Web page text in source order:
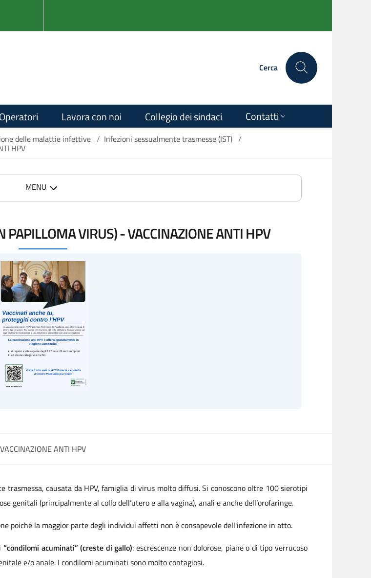
Cerca
Operatori Lavora con noi Collegio dei sindaci Contatti
delle malattie infettive / Infezioni sessualmente trasmesse (IST) /
HPV
MENU
VIRUS) - VACCINAZIONE ANTI HPV
VACCINAZIONE ANTI HPV
causata da HPV, famiglia di virus molto diffusi. Si conoscono oltre 100 sierotipi
genitali (principalmente al collo dell’utero e alla vagina), anali e anche dell’orofaringe.
poiché la maggior parte degli individui affetti non è consapevole dell'infezione in atto.
i“condilomi acuminati” (creste di gallo): escrescenze non dolorose, piane o di tipo verrucoso
e/o anale. I condilomi acuminati sono molto contagiosi.